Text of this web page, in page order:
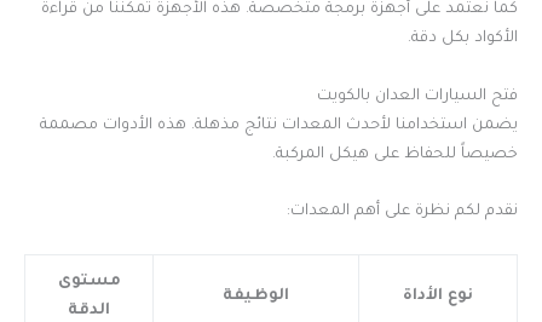
كما نعتمد على أجهزة برمجة متخصصة. هذه الأجهزة تمكننا من قراءة
الأكواد بكل دقة.
فتح السيارات العدان بالكويت
يضمن استخدامنا لأحدث المعدات نتائج مذهلة. هذه الأدوات مصممة
خصيصاً للحفاظ على هيكل المركبة.
نقدم لكم نظرة على أهم المعدات:
نوع الأداة الوظيفة
مستوى
الدقة